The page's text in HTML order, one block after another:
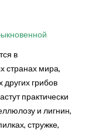
в
странах мира,
грибов
практически
и лигнин,
стружке,